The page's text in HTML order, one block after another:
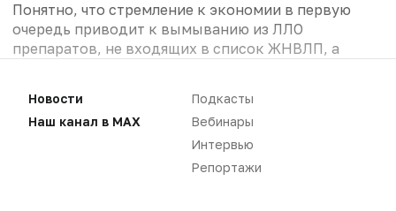
Понятно, что стремление к экономии в первую
очередь приводит к вымыванию из ЛЛО
препаратов, не входящих в список ЖНВЛП, а
(рис. 5).
Новости
Наш канал в MAX
Подкасты
Вебинары
Интервью
Репортажи